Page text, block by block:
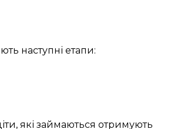
наступні етапи:
які займаються отримують